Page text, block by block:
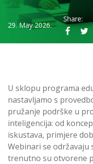
29. May 2026.
Share:
U sklopu programa
nastavljamo s
pružanje podrške u
inteligencija: od
iskustava, primjere
Webinari se održavaju
trenutno su otvorene